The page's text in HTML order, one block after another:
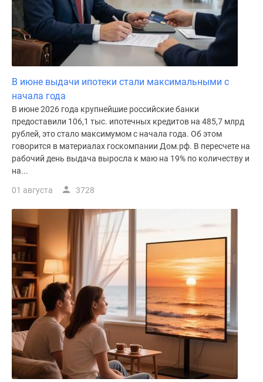
В июне выдачи ипотеки стали максимальными с
начала года
В июне 2026 года крупнейшие российские банки
предоставили 106,1 тыс. ипотечных кредитов на 485,7 млрд
рублей, это стало максимумом с начала года. Об этом
говорится в материалах госкомпании Дом.рф. В пересчете на
рабочий день выдача выросла к маю на 19% по количеству и
на...
01 августа 3728